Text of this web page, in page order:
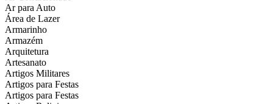
Ar para Auto
Área de Lazer
Armarinho
Armazém
Arquitetura
Artesanato
Artigos Militares
Artigos para Festas
Artigos para Festas